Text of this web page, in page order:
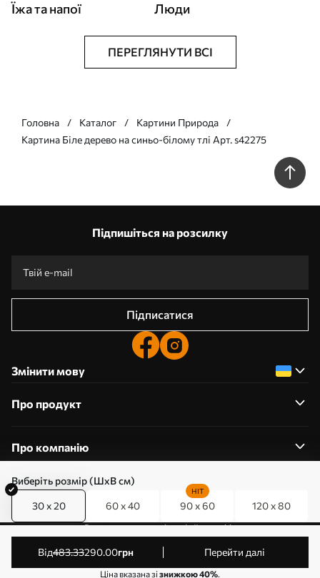
Виберіть розмір (ШхВ см)
30 x 20 60 x 40 90 x 60
HIT
120 x 80
від483.33290.00грн Перейти далі
Ціна вказана зізнижкою 40%.
Їжа та напої Люди
ПЕРЕГЛЯНУТИ ВСІ
Головна Каталог
Картини Природа
Картина Біле дерево на синьо-білому тлі Арт. s42275
Підпишіться на розсилку
Підписатися
Змінити мову
Про продукт
Про компанію
0800357223
Редагування дозволів на файли cookie
© 2011-2026 Art-holst. Усі права захищені. Власник:
ТОВ “КЛЄВЄР”. Код ЄДРПОУ: 31780602.